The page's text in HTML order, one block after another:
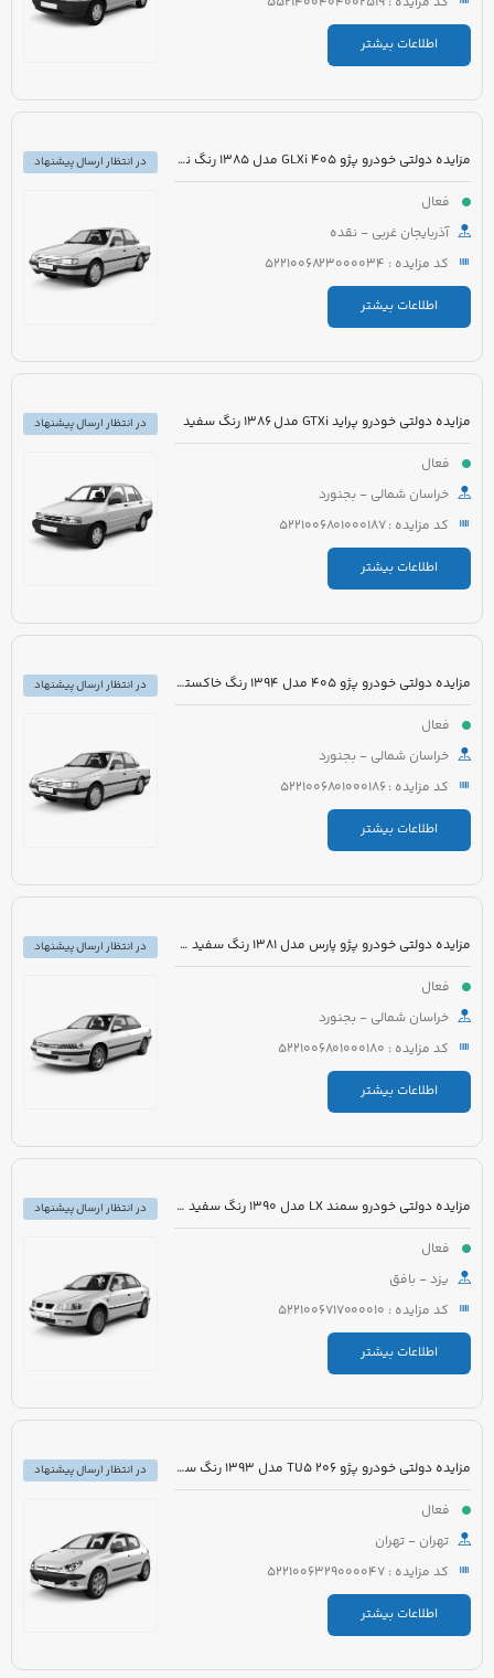
اطلاعات بیشتر
مزایده دولتی خودرو پژو 405 GLXi مدل 1385 رنگ نقره ای
فعال
آذربایجان غربی - نقده
کد مزایده : 5221006823000034
اطلاعات بیشتر
در انتظار ارسال پیشنهاد
مزایده دولتی خودرو پراید GTXi مدل 1386 رنگ سفید
فعال
خراسان شمالی - بجنورد
کد مزایده : 5221006801000187
اطلاعات بیشتر
در انتظار ارسال پیشنهاد
مزایده دولتی خودرو پژو 405 مدل 1394 رنگ خاکستری
فعال
خراسان شمالی - بجنورد
کد مزایده : 5221006801000186
اطلاعات بیشتر
در انتظار ارسال پیشنهاد
مزایده دولتی خودرو پژو پارس مدل 1381 رنگ سفید متالیک
فعال
خراسان شمالی - بجنورد
کد مزایده : 5221006801000180
اطلاعات بیشتر
در انتظار ارسال پیشنهاد
مزایده دولتی خودرو سمند LX مدل 1390 رنگ سفید روغنی
فعال
یزد - بافق
کد مزایده : 5221006717000010
اطلاعات بیشتر
در انتظار ارسال پیشنهاد
مزایده دولتی خودرو پژو 206 TU5 مدل 1393 رنگ سفید
فعال
تهران - تهران
کد مزایده : 5221006329000047
اطلاعات بیشتر
در انتظار ارسال پیشنهاد